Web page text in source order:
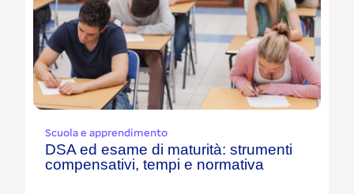
Scuola e apprendimento
DSA ed esame di maturità: strumenti
compensativi, tempi e normativa